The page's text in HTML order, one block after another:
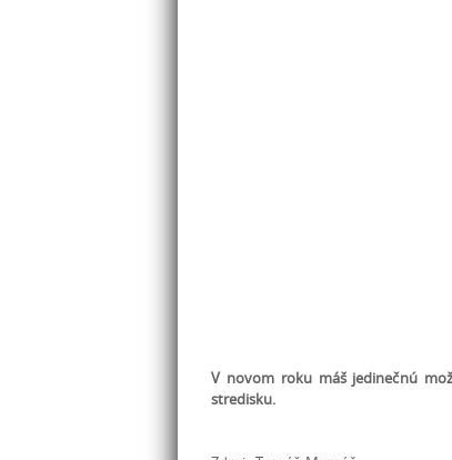
V novom roku máš jedinečnú
stredisku.